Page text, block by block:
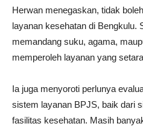
Herwan menegaskan, tidak
layanan kesehatan di Bengkulu.
memandang suku, agama,
memperoleh layanan yang
Ia juga menyoroti perlunya
sistem layanan BPJS, baik dari
fasilitas kesehatan. Masih